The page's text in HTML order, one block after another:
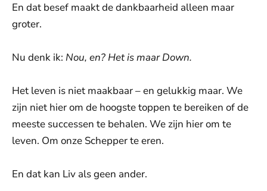
En dat besef maakt de dankbaarheid alleen maar
groter.
Nu denk ik: Nou, en? Het is maar Down.
Het leven is niet maakbaar – en gelukkig maar. We
zijn niet hier om de hoogste toppen te bereiken of de
meeste successen te behalen. We zijn hier om te
leven. Om onze Schepper te eren.
En dat kan Liv als geen ander.